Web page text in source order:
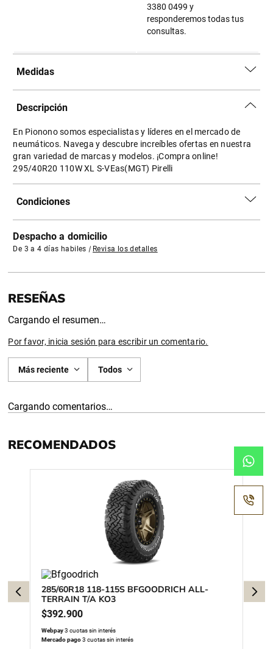
3380 0499 y
responderemos todas tus
consultas.
Medidas
Descripción
En Pionono somos especialistas y líderes en el mercado de
neumáticos. Navega y descubre increíbles ofertas en nuestra
gran variedad de marcas y modelos. ¡Compra online!
295/40R20 110W XL S-VEas(MGT) Pirelli
Condiciones
Despacho a domicilio
De 3 a 4 días habiles | Revisa los detalles
Cargando el resumen…
Por favor, inicia sesión para escribir un comentario.
Más reciente Todos
Cargando comentarios…
RECOMENDADOS
285/60R18 118-115S BFGOODRICH ALL-
TERRAIN T/A KO3
$392.900
Webpay3 cuotas sin interés
Mercado pago3 cuotas sin interés